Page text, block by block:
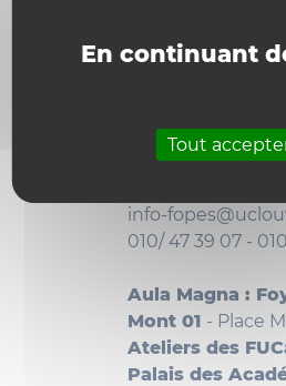
En continuant
Tout
info-
010/ 47 39 07 -
Aula Magna :
Mont 01 - Place
Ateliers des
Palais des